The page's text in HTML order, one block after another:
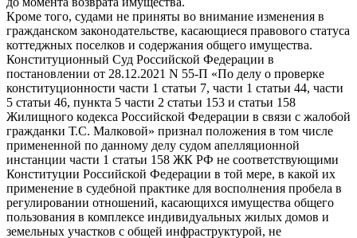
Кроме того, судами не приняты во внимание изменения в
гражданском законодательстве, касающиеся правового статуса
коттеджных поселков и содержания общего имущества.
Конституционный Суд Российской Федерации в
постановлении от 28.12.2021 N 55-П «По делу о проверке
конституционности части 1 статьи 7, части 1 статьи 44, части
5 статьи 46, пункта 5 части 2 статьи 153 и статьи 158
Жилищного кодекса Российской Федерации в связи с жалобой
гражданки Т.С. Малковой» признал положения в том числе
примененной по данному делу судом апелляционной
инстанции части 1 статьи 158 ЖК РФ не соответствующими
Конституции Российской Федерации в той мере, в какой их
применение в судебной практике для восполнения пробела в
регулировании отношений, касающихся имущества общего
пользования в комплексе индивидуальных жилых домов и
земельных участков с общей инфраструктурой, не